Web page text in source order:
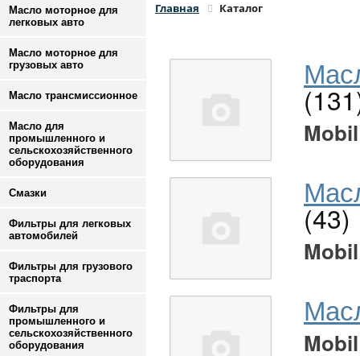
Масло моторное для
легковых авто
Масло моторное для
грузовых авто
Масло трансмиссионное
Масло для
промышленного и
сельскохозяйственного
оборудования
Смазки
Фильтры для легковых
автомобилей
Фильтры для грузового
траспорта
Фильтры для
промышленного и
сельскохозяйственного
оборудования
Главная Каталог
Mobil
(43)
Mobil
Mobil